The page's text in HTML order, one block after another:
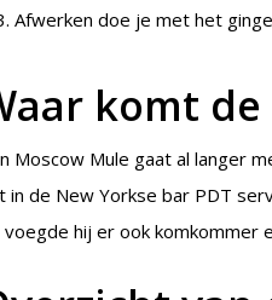
Afwerken doe je met het
komt de
Moscow Mule gaat al langer
in de New Yorkse bar PDT
voegde hij er ook komkommer